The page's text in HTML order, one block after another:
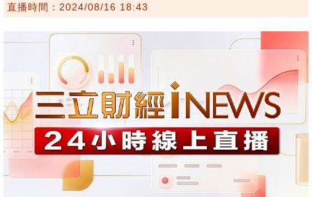
直播時間：2024/08/16 18:43